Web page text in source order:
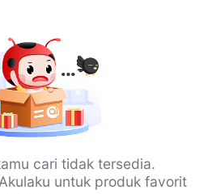
cari tidak tersedia.
untuk produk favorit